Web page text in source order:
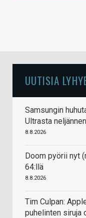
UUTISIA
Samsungin
Ultrasta
8.8.2026
Doom pyörii nyt
64:llä
8.8.2026
Tim Culpan:
puhelinten siruja